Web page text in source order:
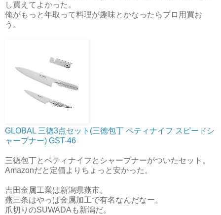
し買えてよかった。
俺がもっと年取って料理が趣味とかなったらプロ用買お
う。
GLOBAL 三徳3点セット(三徳包丁 ペティナイフ スピードシ
ャープナー) GST-46
三徳包丁とペティナイフとシャープナーがついたセット。
Amazonだと定価よりちょっと安かった。
吉田金属工業は新潟県燕市。
燕三条はやっぱ金属加工で有名なんだなー。
爪切りのSUWADAも新潟だ。